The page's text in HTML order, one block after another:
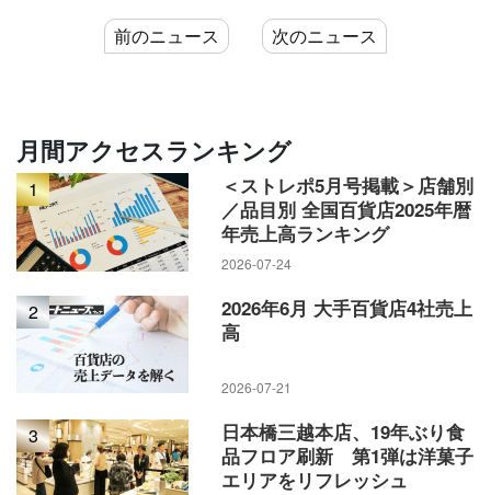
前のニュース 次のニュース
月間アクセスランキング
1
＜ストレポ5月号掲載＞店舗別
／品目別 全国百貨店2025年暦
年売上高ランキング
2026-07-24
2
2026年6月 大手百貨店4社売上
高
2026-07-21
3
日本橋三越本店、19年ぶり食
品フロア刷新 第1弾は洋菓子
エリアをリフレッシュ